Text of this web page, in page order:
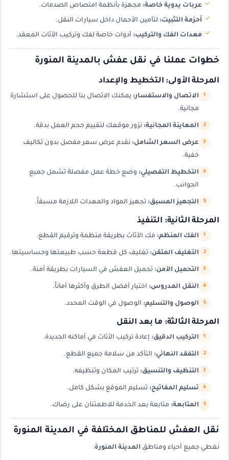
عربات يدوية خاصة: مجهزة بأنظمة امتصاص الصدمات.
أحزمة التثبيت: لتأمين الأحمال داخل سيارات النقل.
معدات الفك والتركيب: أدوات خاصة لفك وتركيب الأثاث المعقد.
خطوات عملنا في نقل عفش بالمدينة المنورة
المرحلة الأولى: التخطيط والإعداد
الاتصال والاستفسار: يمكنك الاتصال بنا للحصول على استشارة
مجانية.
المعاينة المجانية: نزور موقعك لتقييم حجم العمل بدقة.
عرض السعر الشامل: نقدم عرض سعر مفصل بدون تكاليف
خفية.
التخطيط التفصيلي: وضع خطة عمل مفصلة تشمل جميع
الجوانب.
التجهيز المسبق: تجهيز المواد والمعدات اللازمة مسبقاً.
المرحلة الثانية: التنفيذ
الفك المنظم: فك الأثاث بطريقة منظمة وترقيم القطع.
التغليف المتقن: تغليف كل قطعة حسب طبيعتها وحساسيتها.
التحميل الآمن: تحميل العفش في السيارات بطريقة آمنة.
النقل المدروس: اختيار أفضل الطرق وأكثرها أماناً.
الوصول والتسليم: الوصول في الوقت المحدد.
المرحلة الثالثة: ما بعد النقل
التركيب الدقيق: إعادة تركيب الأثاث في أماكنه الجديدة.
التفقد النهائي: التأكد من سلامة جميع القطع.
التنظيف والتنسيق: ترتيب المكان وتنظيفه.
تسليم المفاتيح: تسليم الموقع بشكل كامل.
المتابعة: متابعة بعد الخدمة للاطمئنان على رضاك.
نقل العفش للمناطق المختلفة في المدينة المنورة
نغطي جميع أحياء ومناطق المدينة المنورة: